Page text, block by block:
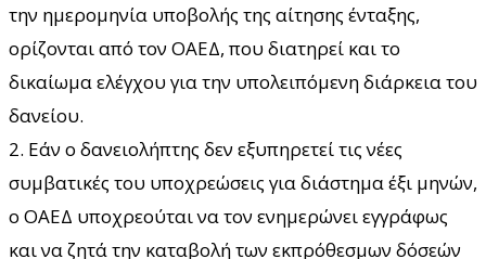
την ημερομηνία υποβολής της αίτησης ένταξης,
ορίζονται από τον ΟΑΕΔ, που διατηρεί και το
δικαίωμα ελέγχου για την υπολειπόμενη διάρκεια του
δανείου.
2. Εάν ο δανειολήπτης δεν εξυπηρετεί τις νέες
συμβατικές του υποχρεώσεις για διάστημα έξι μηνών,
ο ΟΑΕΔ υποχρεούται να τον ενημερώνει εγγράφως
και να ζητά την καταβολή των εκπρόθεσμων δόσεών